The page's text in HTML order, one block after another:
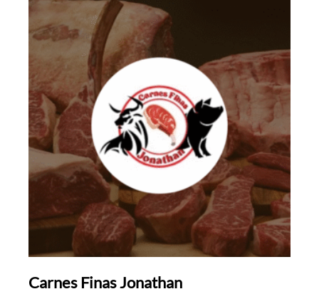
Carnes Finas Jonathan